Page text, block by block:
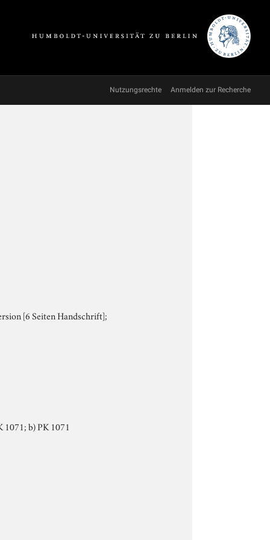
Nutzungsrechte Anmelden zur Recherche
[6 Seiten Handschrift];
b) PK 1071